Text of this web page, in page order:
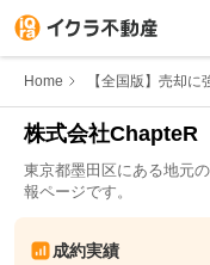
はじめての方へ
不動産会社を探す
Home 【全国版】売却
株式会社ChapteR
東京都墨田区にある地元
報ページです。
成約実績